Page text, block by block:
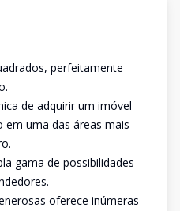
perfeitamente
de adquirir um imóvel
uma das áreas mais
gama de possibilidades
oferece inúmeras